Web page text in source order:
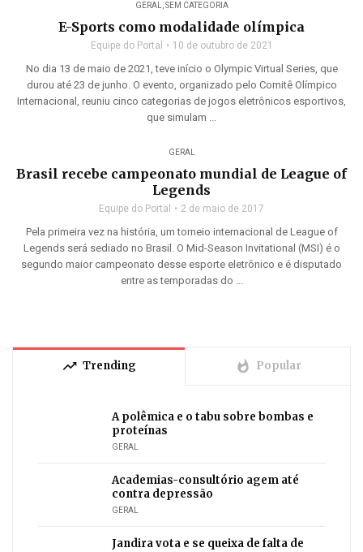
GERAL,SEM CATEGORIA
E-Sports como modalidade olímpica
Equipe do Portal 10 de outubro de 2021
No dia 13 de maio de 2021, teve início o Olympic Virtual Series, que
durou até 23 de junho. O evento, organizado pelo Comitê Olímpico
Internacional, reuniu cinco categorias de jogos eletrônicos esportivos,
que simulam ...
GERAL
Brasil recebe campeonato mundial de League of
Legends
Equipe do Portal 2 de maio de 2017
Pela primeira vez na história, um torneio internacional de League of
Legends será sediado no Brasil. O Mid-Season Invitational (MSI) é o
segundo maior campeonato desse esporte eletrônico e é disputado
entre as temporadas do ...
trending_up Trending whatshot Popular
A polêmica e o tabu sobre bombas e
proteínas
GERAL
Academias-consultório agem até
contra depressão
GERAL
Jandira vota e se queixa de falta de